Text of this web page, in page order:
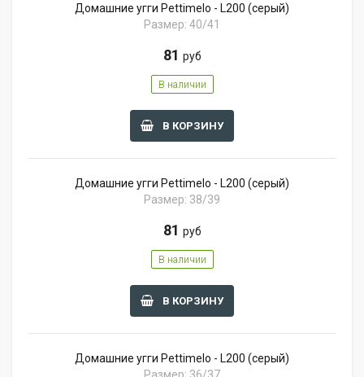
Домашние угги Pettimelo - L200 (серый)
Размер: 40/41
81 руб
В наличии
В КОРЗИНУ
Домашние угги Pettimelo - L200 (серый)
Размер: 38/39
81 руб
В наличии
В КОРЗИНУ
Домашние угги Pettimelo - L200 (серый)